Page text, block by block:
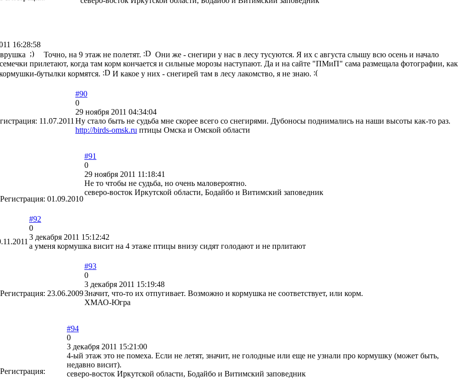
16:28:58
Точно, на 9 этаж не полетят.
Они же - снегири у нас в лесу тусуются. Я их с августа слышу всю осень и начало
прилетают, когда там корм кончается и сильные морозы наступают. Да и на сайте "ПМиП" сама размещала фотографии, как
бутылки кормятся.
И какое у них - снегирей там в лесу лакомство, я не знаю.
11.07.2011
#90
0
29 ноября 2011 04:34:04
Ну стало быть не судьба мне скорее всего со снегирями. Дубоносы поднимались на наши высоты как-то раз.
http://birds-omsk.ru птицы Омска и Омской области
Регистрация: 01.09.2010
#91
0
29 ноября 2011 11:18:41
Не то чтобы не судьба, но очень маловероятно.
северо-восток Иркутской области, Бодайбо и Витимский заповедник
#92
0
3 декабря 2011 15:12:42
а уменя кормушка висит на 4 этаже птицы внизу сидят голодают и не прлитают
Регистрация: 23.06.2009
#93
0
3 декабря 2011 15:19:48
Значит, что-то их отпугивает. Возможно и кормушка не соответствует, или корм.
ХМАО-Югра
Регистрация:
#94
0
3 декабря 2011 15:21:00
4-ый этаж это не помеха. Если не летят, значит, не голодные или еще не узнали про кормушку (может быть,
недавно висит).
северо-восток Иркутской области, Бодайбо и Витимский заповедник